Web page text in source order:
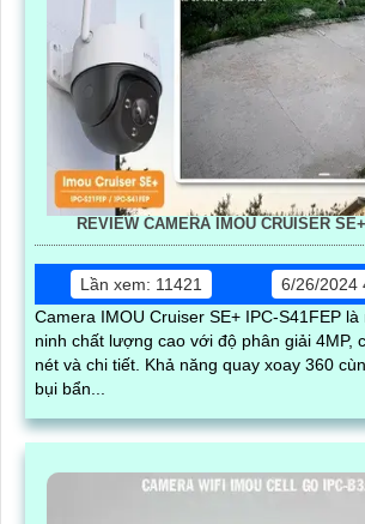
REVIEW CAMERA IMOU CRUISER
Lần xem: 11421
6/26/2024
Camera IMOU Cruiser SE+ IPC-S41FEP
ninh chất lượng cao với độ phân giải 4MP,
nét và chi tiết. Khả năng quay xoay 360 cùng chống nước và
bụi bẩn...